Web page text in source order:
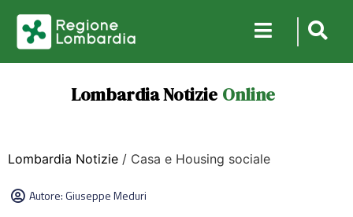
Lombardia Notizie Online
Lombardia Notizie / Casa e Housing sociale
Autore:Giuseppe Meduri